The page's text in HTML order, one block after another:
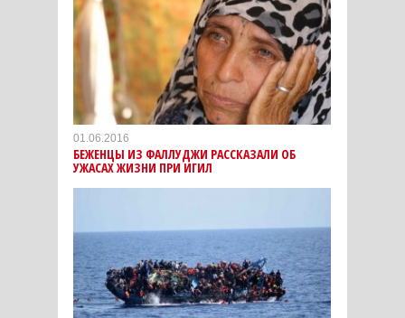
01.06.2016
БЕЖЕНЦЫ ИЗ ФАЛЛУДЖИ РАССКАЗАЛИ ОБ
УЖАСАХ ЖИЗНИ ПРИ ИГИЛ